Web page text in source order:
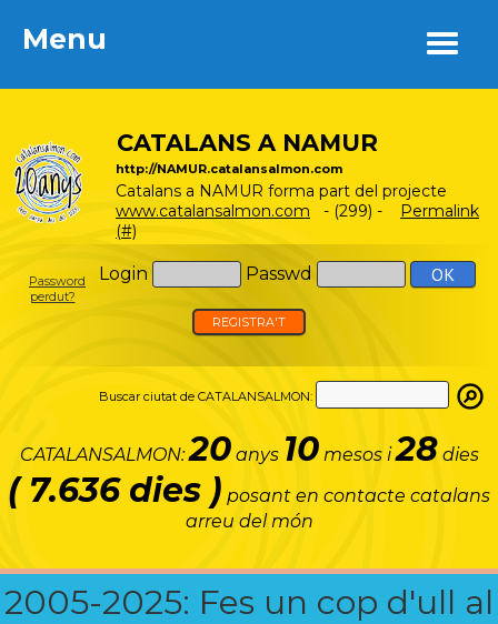
Menu
CATALANS A NAMUR
http://NAMUR.catalansalmon.com
Catalans a NAMUR forma part del projecte
www.catalansalmon.com - (299) - Permalink
(#)
Login Passwd
Password
perdut?
REGISTRA'T
Buscar ciutat de CATALANSALMON:
CATALANSALMON:20anys 10mesos i28 dies
( 7.636 dies ) posant en contacte catalans
arreu del món
2005-2025: Fes un cop d'ull al
Menu